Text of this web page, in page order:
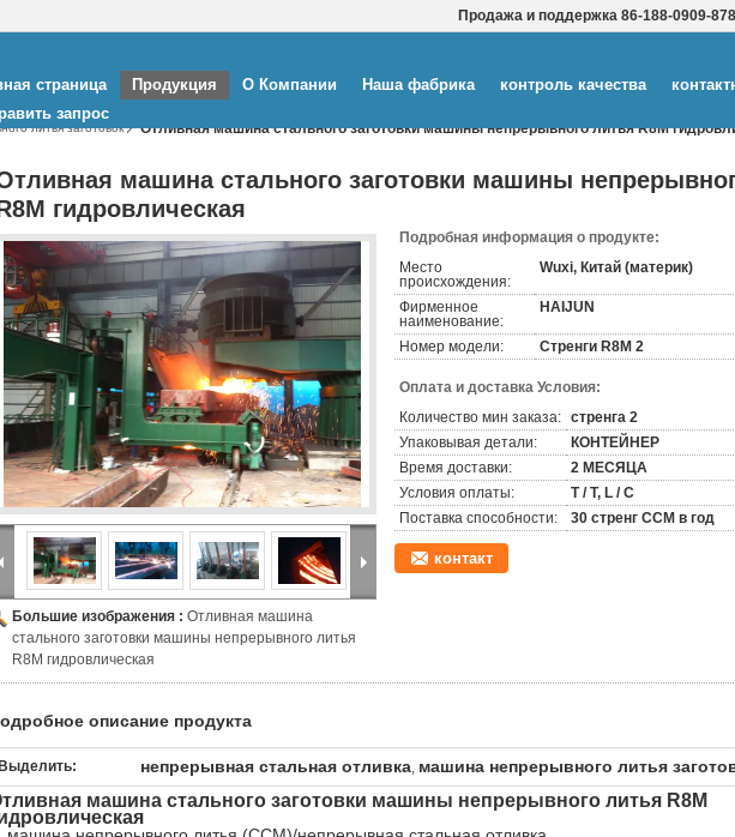
Продажа и поддержка 86-188-0909-
страница Продукция О Компании Наша фабрика контроль качества
запрос
литья заготовок Отливная машина стального заготовки машины непрерывного литья R8M
машина стального заготовки машины
гидровлическая
Большие изображения : Отливная машина
стального заготовки машины непрерывного литья
R8M гидровлическая
Подробная информация о продукте:
Место
происхождения:
Wuxi, Китай (материк)
Фирменное
наименование:
HAIJUN
Номер модели: Стренги R8M 2
Оплата и доставка Условия:
Количество мин заказа: стренга 2
Упаковывая детали:
КОНТЕЙНЕР
Время доставки:
2 МЕСЯЦА
Условия оплаты:
T / T, L / C
Поставка способности:
30 стренг CCM в год
контакт
описание продукта
Выделить: непрерывная стальная отливка, машина непрерывного литья
машина стального заготовки машины непрерывного литья R8M